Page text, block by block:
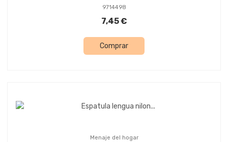
9714498
7,45 €
Comprar
Menaje del hogar